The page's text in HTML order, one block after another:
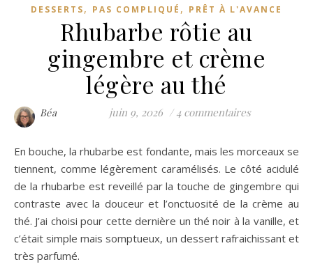
DESSERTS, PAS COMPLIQUÉ , PRÊT À L'AVANCE
Rhubarbe rôtie au
gingembre et crème
légère au thé
Béa juin 9, 2026 / 4 commentaires
En bouche, la rhubarbe est fondante, mais les morceaux se
tiennent, comme légèrement caramélisés. Le côté acidulé
de la rhubarbe est reveillé par la touche de gingembre qui
contraste avec la douceur et l’onctuosité de la crème au
thé. J’ai choisi pour cette dernière un thé noir à la vanille, et
c’était simple mais somptueux, un dessert rafraichissant et
très parfumé.